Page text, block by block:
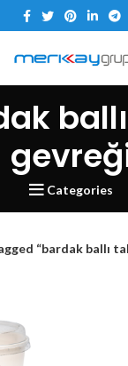
Categories
“bardak ballı